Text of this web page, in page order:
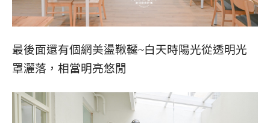
最後面還有個網美盪鞦韆~白天時陽光從透明光
罩灑落，相當明亮悠閒